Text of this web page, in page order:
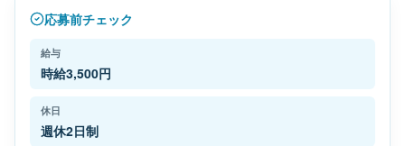
応募前チェック
給与
時給3,500円
休日
週休2日制